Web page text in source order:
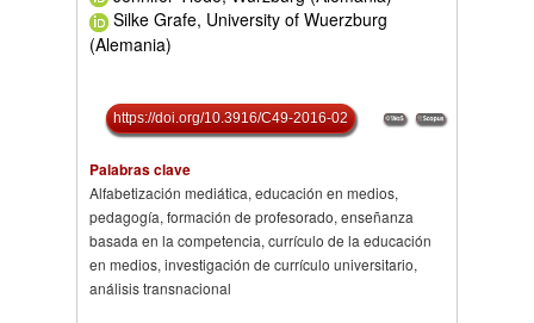
Silke Grafe, University of Wuerzburg
(Alemania)
https://doi.org/10.3916/C49-2016-02
Palabras clave
Alfabetización mediática, educación en medios,
pedagogía, formación de profesorado, enseñanza
basada en la competencia, currículo de la educación
en medios, investigación de currículo universitario,
análisis transnacional